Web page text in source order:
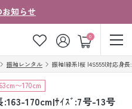
知らせ
0
ン カート
ご注文の流れ
振袖レンタル 振袖|緑系|桜 |4S555|対応身長
〜170cm
170cm|ｻｲｽﾞ:7号-13号